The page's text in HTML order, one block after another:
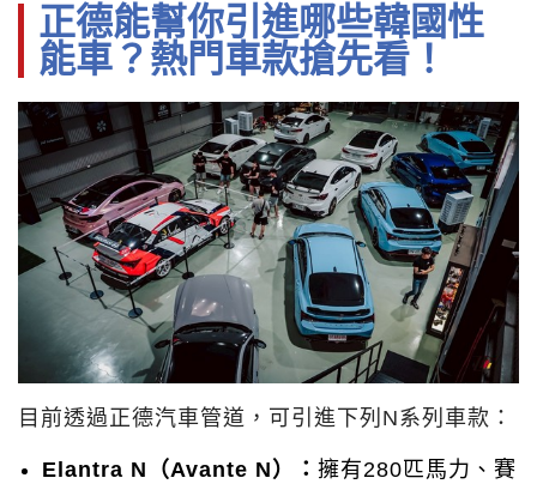
正德能幫你引進哪些韓國性
能車？熱門車款搶先看！
目前透過正德汽車管道，可引進下列N系列車款：
Elantra N（Avante N）： 擁有280匹馬力、賽